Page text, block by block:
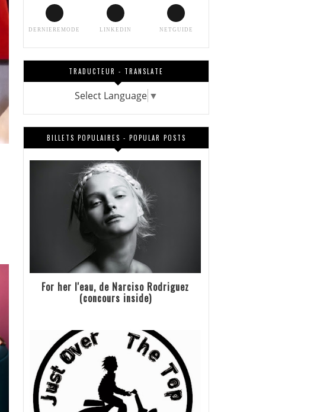
DERNIEREMODE LINKEDIN NETGUIDE
TRADUCTEUR - TRANSLATE
Select Language ▼
BILLETS POPULAIRES - POPULAR POSTS
For her l'eau, de Narciso Rodriguez
(concours inside)